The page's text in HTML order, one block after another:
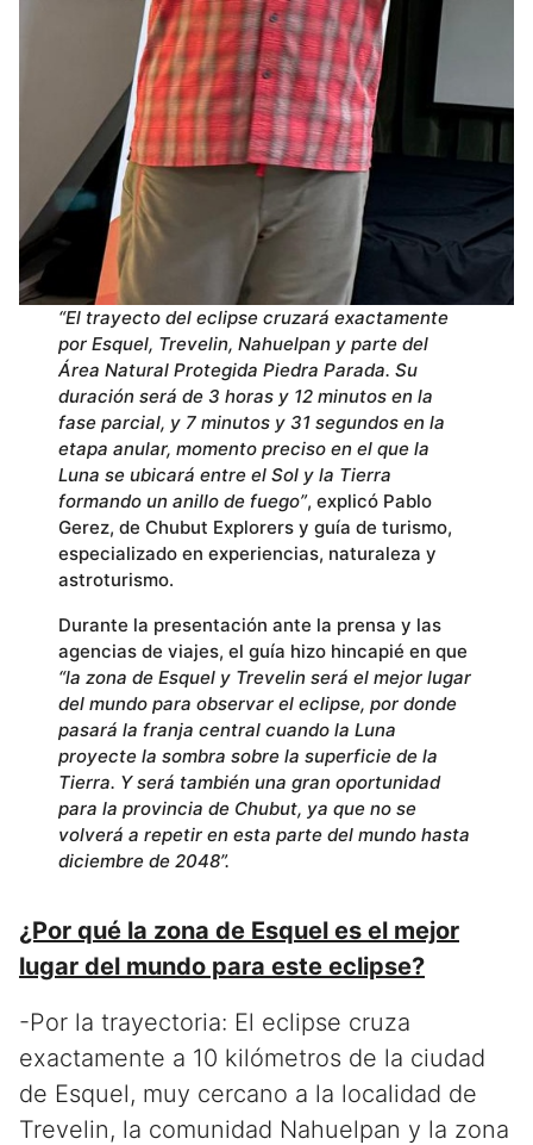
“El trayecto del eclipse cruzará exactamente
por Esquel, Trevelin, Nahuelpan y parte del
Área Natural Protegida Piedra Parada. Su
duración será de 3 horas y 12 minutos en la
fase parcial, y 7 minutos y 31 segundos en la
etapa anular, momento preciso en el que la
Luna se ubicará entre el Sol y la Tierra
formando un anillo de fuego”, explicó Pablo
Gerez, de Chubut Explorers y guía de turismo,
especializado en experiencias, naturaleza y
astroturismo.
Durante la presentación ante la prensa y las
agencias de viajes, el guía hizo hincapié en que
“la zona de Esquel y Trevelin será el mejor lugar
del mundo para observar el eclipse, por donde
pasará la franja central cuando la Luna
proyecte la sombra sobre la superficie de la
Tierra. Y será también una gran oportunidad
para la provincia de Chubut, ya que no se
volverá a repetir en esta parte del mundo hasta
diciembre de 2048”.
¿Por qué la zona de Esquel es el mejor
lugar del mundo para este eclipse?
-Por la trayectoria: El eclipse cruza
exactamente a 10 kilómetros de la ciudad
de Esquel, muy cercano a la localidad de
Trevelin, la comunidad Nahuelpan y la zona